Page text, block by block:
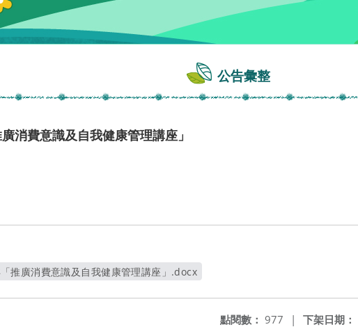
公告彙整
消費意識及自我健康管理講座」
推廣消費意識及自我健康管理講座」.docx
下架日期：
點閱數： 977 |